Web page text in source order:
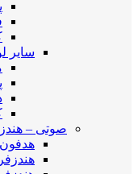
سایر
صوتی –
هدفون